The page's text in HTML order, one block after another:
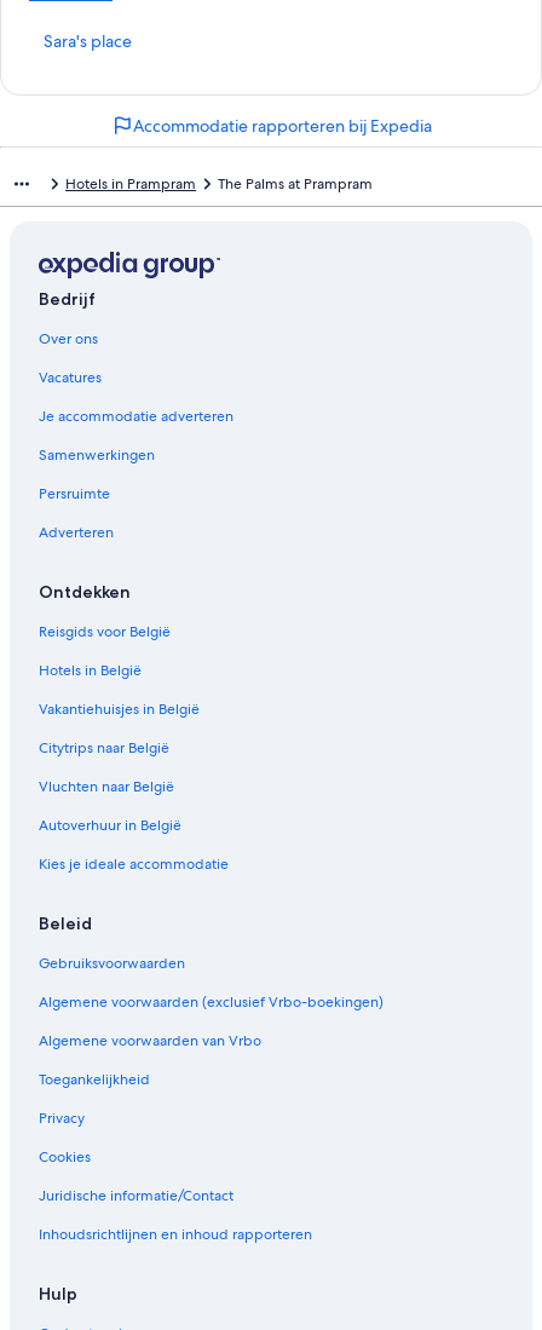
Sara's place
L
p
n
t
e
p
a
i
a
S
r
'
p
a
e
Accommodatie rapporteren bij Expedia
Hotels in Prampram The Palms at Prampram
Bedrijf
Over ons
Vacatures
Je accommodatie adverteren
Samenwerkingen
Persruimte
Adverteren
Ontdekken
Reisgids voor België
Hotels in België
Vakantiehuisjes in België
Citytrips naar België
Vluchten naar België
Autoverhuur in België
Kies je ideale accommodatie
Beleid
Gebruiksvoorwaarden
Algemene voorwaarden (exclusief Vrbo-boekingen)
Algemene voorwaarden van Vrbo
Toegankelijkheid
Privacy
Cookies
Juridische informatie/Contact
Inhoudsrichtlijnen en inhoud rapporteren
Hulp